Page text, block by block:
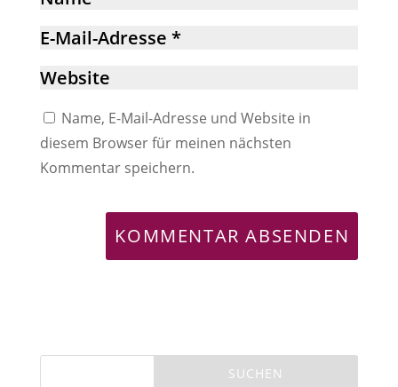
Name, E-Mail-Adresse und Website in
diesem Browser für meinen nächsten
Kommentar speichern.